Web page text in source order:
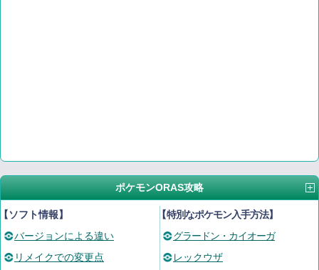
ポケモンORAS攻略
ソフト情報】
バージョンによる違い
リメイクでの変更点
【特別なポケモン入手方法】
グラードン・カイオーガ
レックウザ